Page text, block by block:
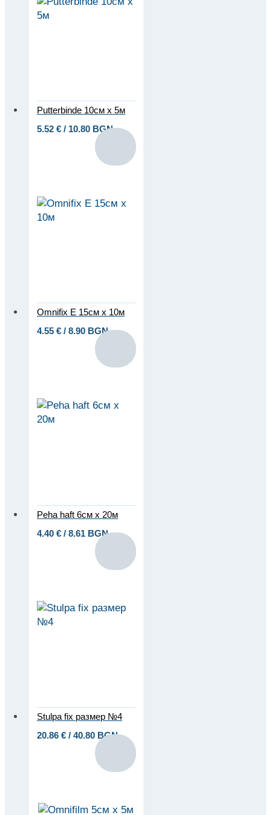
Putterbinde 10см х 5м
5.52 € / 10.80 BGN
Omnifix E 15см x 10м
4.55 € / 8.90 BGN
Peha haft 6см x 20м
4.40 € / 8.61 BGN
Stulpa fix размер №4
20.86 € / 40.80 BGN